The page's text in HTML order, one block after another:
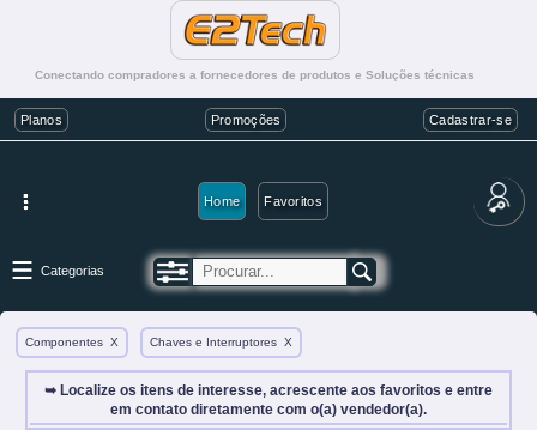
Conectando compradores a fornecedores de produtos e Soluções técnicas
Planos Promoções Cadastrar-se
Home Favoritos
Categorias
Componentes X Chaves e Interruptores X
➥ Localize os itens de interesse, acrescente aos favoritos e entre
em contato diretamente com o(a) vendedor(a).